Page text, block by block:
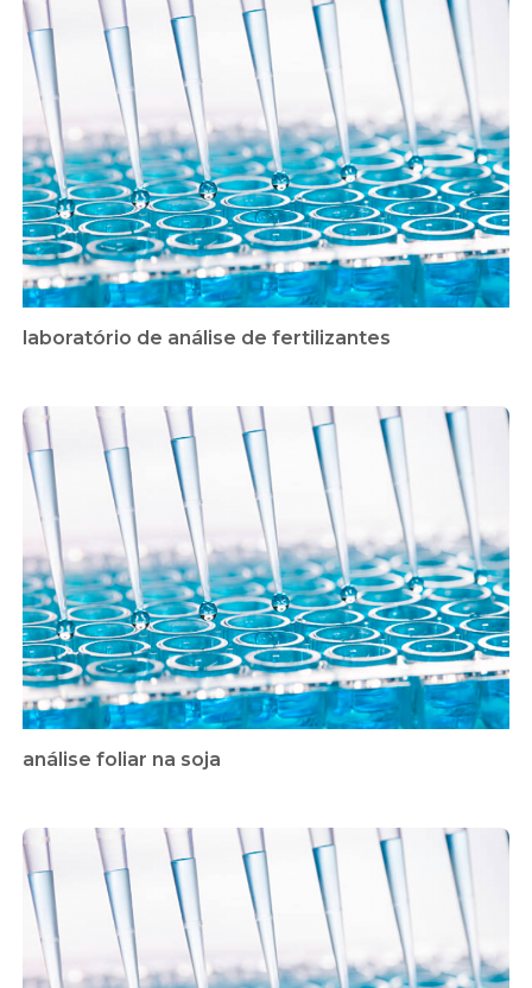
laboratório de análise de fertilizantes
análise foliar na soja